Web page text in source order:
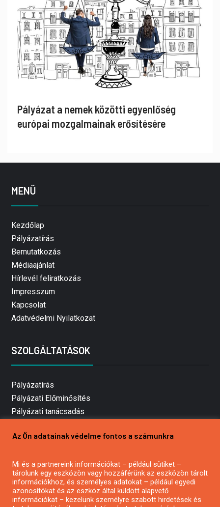
Pályázat a nemek közötti egyenlőség
európai mozgalmainak erősítésére
MENÜ
Kezdőlap
Pályázatírás
Bemutatkozás
Médiaajánlat
Hírlevél feliratkozás
Impresszum
Kapcsolat
Adatvédelmi Nyilatkozat
SZOLGÁLTATÁSOK
Pályázatírás
Pályázati Előminősítés
Pályázati tanácsadás
Mezőgazdasági pályázatírás
Pályázatírás civil szervezeteknek
Pályázatírás önkormányzatoknak
Pályázatfigyelés
Specifikus pályázatfigyelés vagy hírlevél
Az Ön adatainak védelme fontos a számunkra
Mi és a partnereink információkat – például sütiket –
tárolunk egy eszközön vagy hozzáférünk az eszközön tárolt
információkhoz, és személyes adatokat – például egyedi
azonosítókat és az eszköz által küldött alapvető
információkat – kezelünk személyre szabott hirdetések és